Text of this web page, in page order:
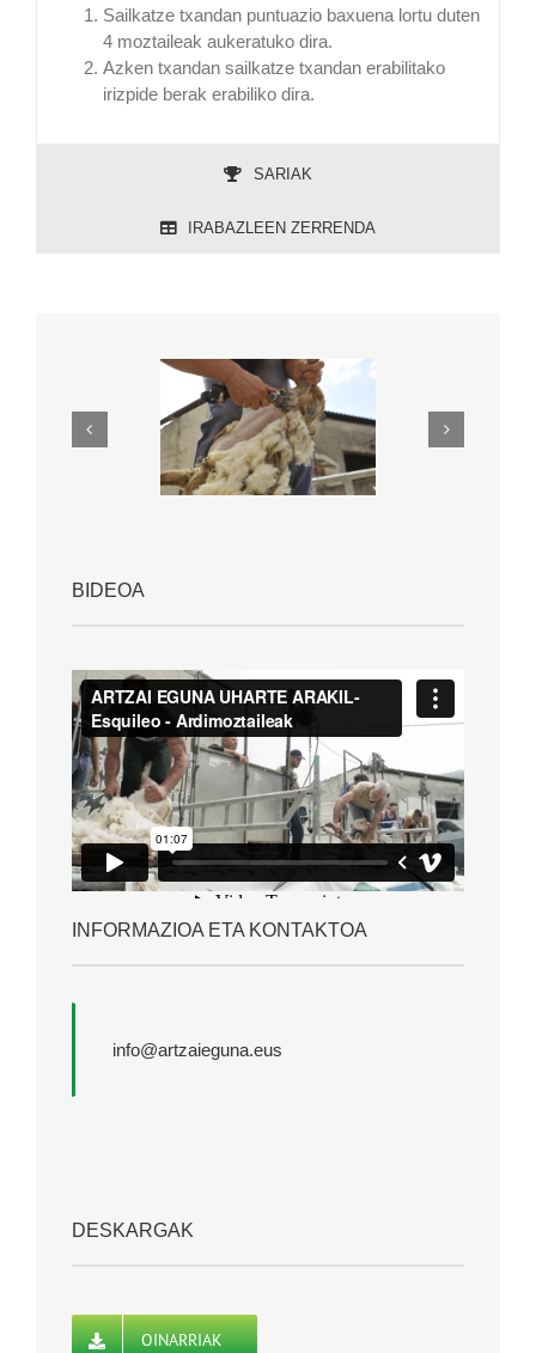
Sailkatze txandan puntuazio baxuena lortu duten
4 moztaileak aukeratuko dira.
Azken txandan sailkatze txandan erabilitako
irizpide berak erabiliko dira.
SARIAK
IRABAZLEEN ZERRENDA
BIDEOA
INFORMAZIOA ETA KONTAKTOA
info@artzaieguna.eus
DESKARGAK
OINARRIAK